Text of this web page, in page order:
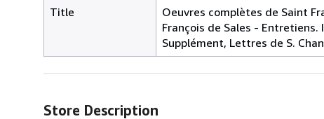
Title
Oeuvres complètes de Saint
François de Sales - Entretiens.
Supplément, Lettres de S.
Store Description